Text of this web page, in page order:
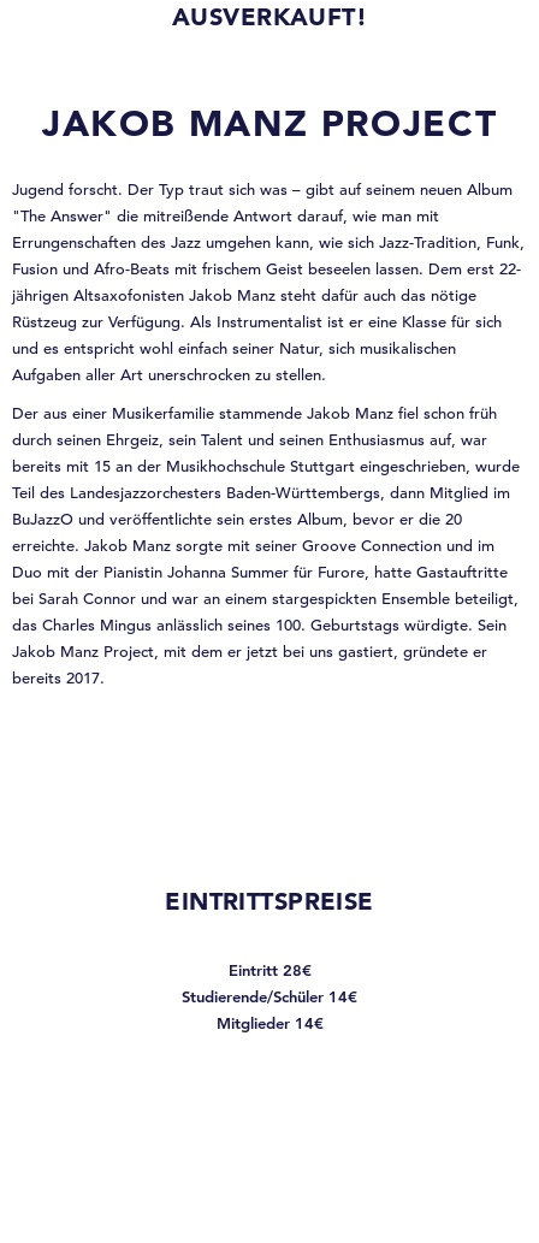
AUSVERKAUFT!
JAKOB MANZ PROJECT
Jugend forscht. Der Typ traut sich was – gibt auf seinem neuen Album
"The Answer" die mitreißende Antwort darauf, wie man mit
Errungenschaften des Jazz umgehen kann, wie sich Jazz-Tradition, Funk,
Fusion und Afro-Beats mit frischem Geist beseelen lassen. Dem erst 22-
jährigen Altsaxofonisten Jakob Manz steht dafür auch das nötige
Rüstzeug zur Verfügung. Als Instrumentalist ist er eine Klasse für sich
und es entspricht wohl einfach seiner Natur, sich musikalischen
Aufgaben aller Art unerschrocken zu stellen.
Der aus einer Musikerfamilie stammende Jakob Manz fiel schon früh
durch seinen Ehrgeiz, sein Talent und seinen Enthusiasmus auf, war
bereits mit 15 an der Musikhochschule Stuttgart eingeschrieben, wurde
Teil des Landesjazzorchesters Baden-Württembergs, dann Mitglied im
BuJazzO und veröffentlichte sein erstes Album, bevor er die 20
erreichte. Jakob Manz sorgte mit seiner Groove Connection und im
Duo mit der Pianistin Johanna Summer für Furore, hatte Gastauftritte
bei Sarah Connor und war an einem stargespickten Ensemble beteiligt,
das Charles Mingus anlässlich seines 100. Geburtstags würdigte. Sein
Jakob Manz Project, mit dem er jetzt bei uns gastiert, gründete er
bereits 2017.
EINTRITTSPREISE
Eintritt 28€
Studierende/Schüler 14€
Mitglieder 14€